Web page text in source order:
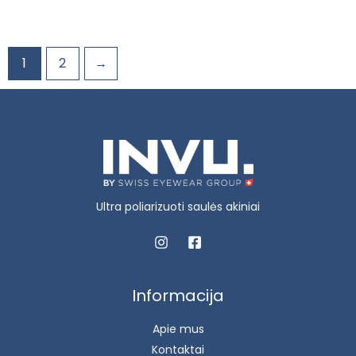
1 2 →
Ultra poliarizuoti saulės akiniai
Informacija
Apie mus
Kontaktai